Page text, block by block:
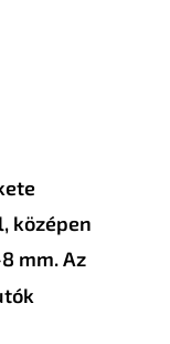
középen
mm. Az